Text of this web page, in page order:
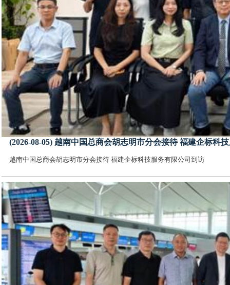
(2026-08-05) 越南中国总商会胡志明市分会接待 福建企标科
越南中国总商会胡志明市分会接待 福建企标科技服务有限公司到访